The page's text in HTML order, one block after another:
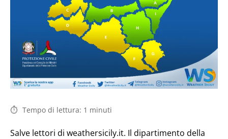
Tempo di lettura: 1 minuti
Salve lettori di weathersicily.it. Il dipartimento della